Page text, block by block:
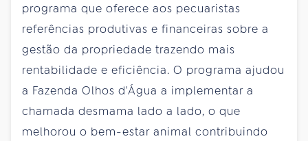
programa que oferece aos pecuaristas
referências produtivas e financeiras sobre a
gestão da propriedade trazendo mais
rentabilidade e eficiência. O programa ajudou
a Fazenda Olhos d'Água a implementar a
chamada desmama lado a lado, o que
melhorou o bem-estar animal contribuindo